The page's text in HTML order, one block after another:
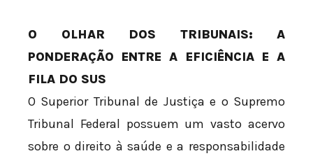
O OLHAR DOS TRIBUNAIS: A
PONDERAÇÃO ENTRE A EFICIÊNCIA E A
FILA DO SUS
O Superior Tribunal de Justiça e o Supremo
Tribunal Federal possuem um vasto acervo
sobre o direito à saúde e a responsabilidade